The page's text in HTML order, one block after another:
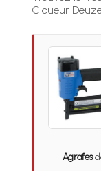
Cloueur
Agrafes